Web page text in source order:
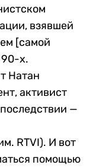
взявшей
[самой
90-х.
Натан
активист
—
RTVI). И вот
помощью